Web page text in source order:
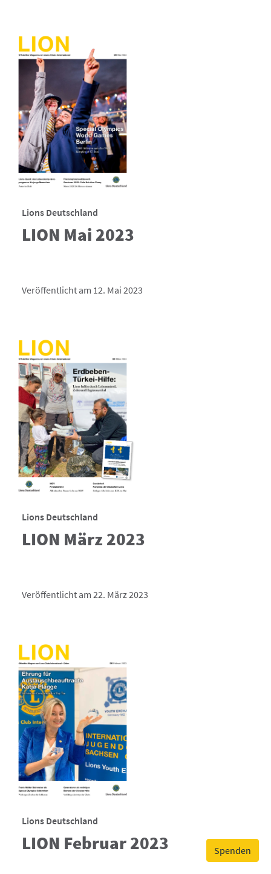
Spenden
Lions Deutschland
LION Mai 2023
Veröffentlicht am 12. Mai 2023
Lions Deutschland
LION März 2023
Veröffentlicht am 22. März 2023
Lions Deutschland
LION Februar 2023